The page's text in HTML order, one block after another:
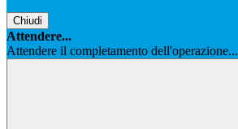
Chiudi
Attendere...
Attendere il completamento dell'operazione...